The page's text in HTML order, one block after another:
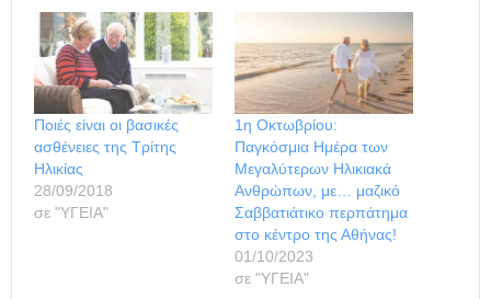
Ποιές είναι οι βασικές
ασθένειες της Τρίτης
Ηλικίας
28/09/2018
σε "ΥΓΕΙΑ"
1η Οκτωβρίου:
Παγκόσμια Ημέρα των
Μεγαλύτερων Ηλικιακά
Ανθρώπων, με… μαζικό
Σαββατιάτικο περπάτημα
στο κέντρο της Αθήνας!
01/10/2023
σε "ΥΓΕΙΑ"